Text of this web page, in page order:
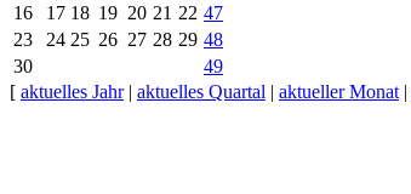
16
17 18 19 20 21 22 47
23
24 25 26 27 28 29 48
30
49
[ aktuelles Jahr| aktuelles Quartal | aktueller Monat |